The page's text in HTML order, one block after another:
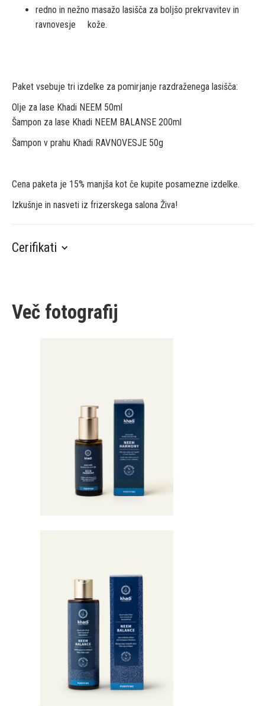
redno in nežno masažo lasišča za boljšo prekrvavitev in
ravnovesje kože.
Paket vsebuje tri izdelke za pomirjanje razdraženega lasišča:
Olje za lase Khadi NEEM 50ml
Šampon za lase Khadi NEEM BALANSE 200ml
Šampon v prahu Khadi RAVNOVESJE 50g
Cena paketa je 15% manjša kot če kupite posamezne izdelke.
Izkušnje in nasveti iz frizerskega salona Živa!
Cerifikati
Več fotografij